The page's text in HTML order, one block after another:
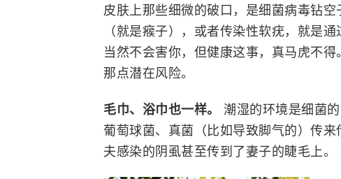
皮肤上那些细微的破口，是细菌病毒钻
（就是瘊子），或者传染性软疣，就是
当然不会害你，但健康这事，真马虎不
那点潜在风险。
毛巾、浴巾也一样。 潮湿的环境是细菌
葡萄球菌、真菌（比如导致脚气的）传
夫感染的阴虱甚至传到了妻子的睫毛上。